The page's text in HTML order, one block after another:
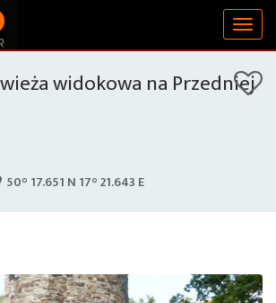
widokowa na Przedniej
50° 17.651 N 17° 21.643 E